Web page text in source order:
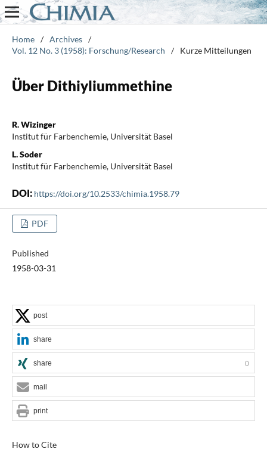
Home / Archives /
Vol. 12 No. 3 (1958): Forschung/Research
/ Kurze Mitteilungen
Über Dithiyliummethine
R. Wizinger
Institut für Farbenchemie, Universität Basel
L. Soder
Institut für Farbenchemie, Universität Basel
DOI: https://doi.org/10.2533/chimia.1958.79
PDF
Published
1958-03-31
How to Cite
post
share
share 0
mail
print